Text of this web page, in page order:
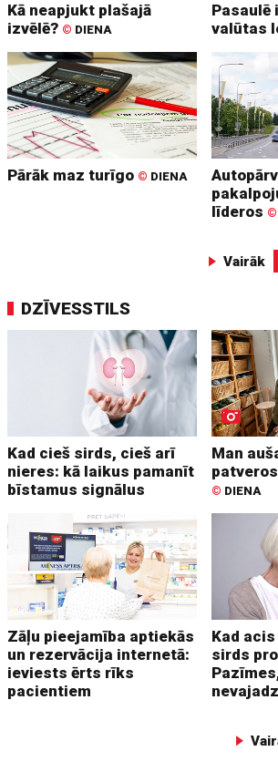
Kā neapjukt plašajā
izvēlē? © DIENA
Pasaulē
valūtas
Pārāk maz turīgo © DIENA
līderos ©
Vairāk
DZĪVESSTILS
Kad cieš sirds, cieš arī
nieres: kā laikus pamanīt
bīstamus signālus
Man
© DIENA
Zāļu pieejamība aptiekās
un rezervācija internetā:
ieviests ērts rīks
pacientiem
Kad
sirds